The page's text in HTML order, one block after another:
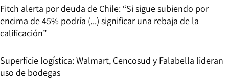
Fitch alerta por deuda de Chile: “Si sigue subiendo por
encima de 45% podría (...) significar una rebaja de la
calificación”
Superficie logística: Walmart, Cencosud y Falabella lideran
uso de bodegas